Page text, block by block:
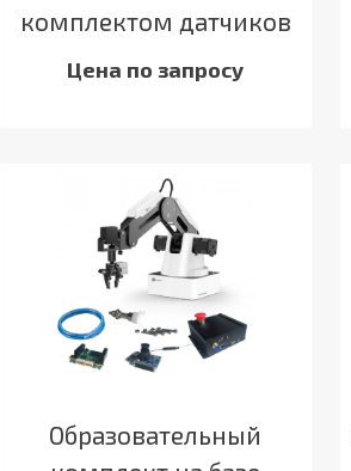
комплектом датчиков
Цена по запросу
Образовательный